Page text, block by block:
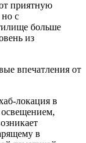
приятную
с
больше
из
локация в
в